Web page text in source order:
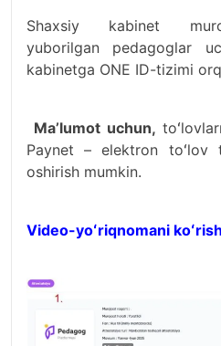
Shaxsiy kabinet
yuborilgan pedagoglar
kabinetga ONE ID-tizimi
Ma’lumot uchun,
Paynet – elektron toʻlov
oshirish mumkin.
Video-yoʻriqnomani koʻrish